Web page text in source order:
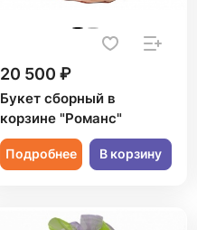
20 500 ₽
Букет сборный в
корзине "Романс"
Подробнее В корзину